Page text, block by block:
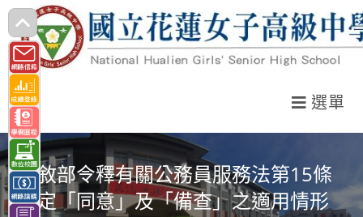
跳
轉
至
主
要
內
容
選單
銓敘部令釋有關公務員服務法第15條
規定「同意」及「備查」之適用情形